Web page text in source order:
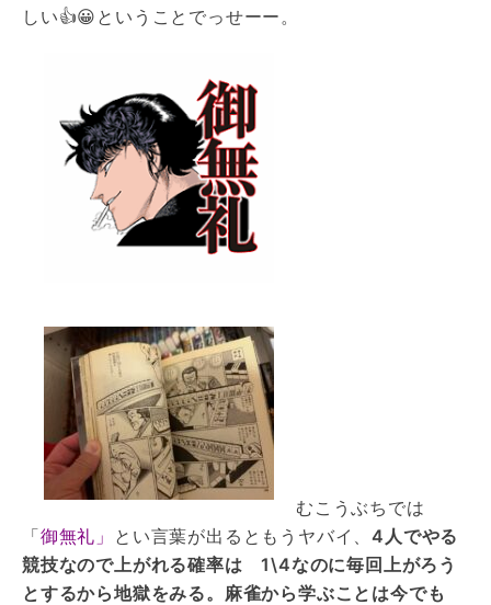
しい👍😀ということでっせーー。
むこうぶちでは
「御無礼」 とい言葉が出るともうヤバイ、4人でやる
競技なので上がれる確率は 1\4なのに毎回上がろう
とするから地獄をみる。麻雀から学ぶことは今でも